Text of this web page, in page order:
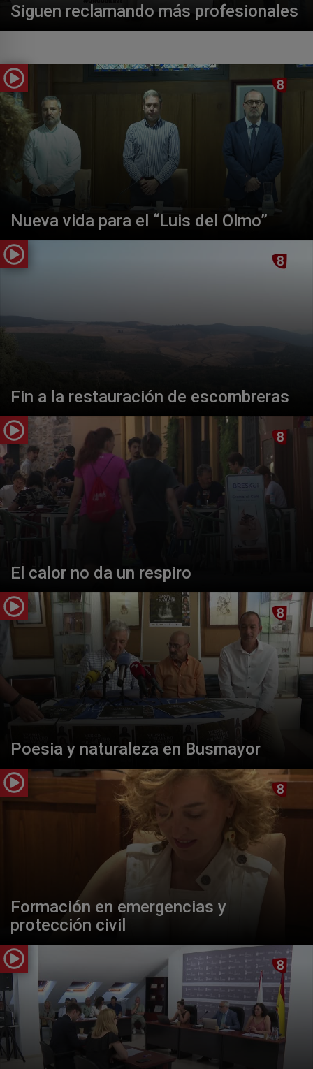
Siguen reclamando más profesionales
Nueva vida para el “Luis del Olmo”
Fin a la restauración de escombreras
El calor no da un respiro
Poesia y naturaleza en Busmayor
Formación en emergencias y
protección civil